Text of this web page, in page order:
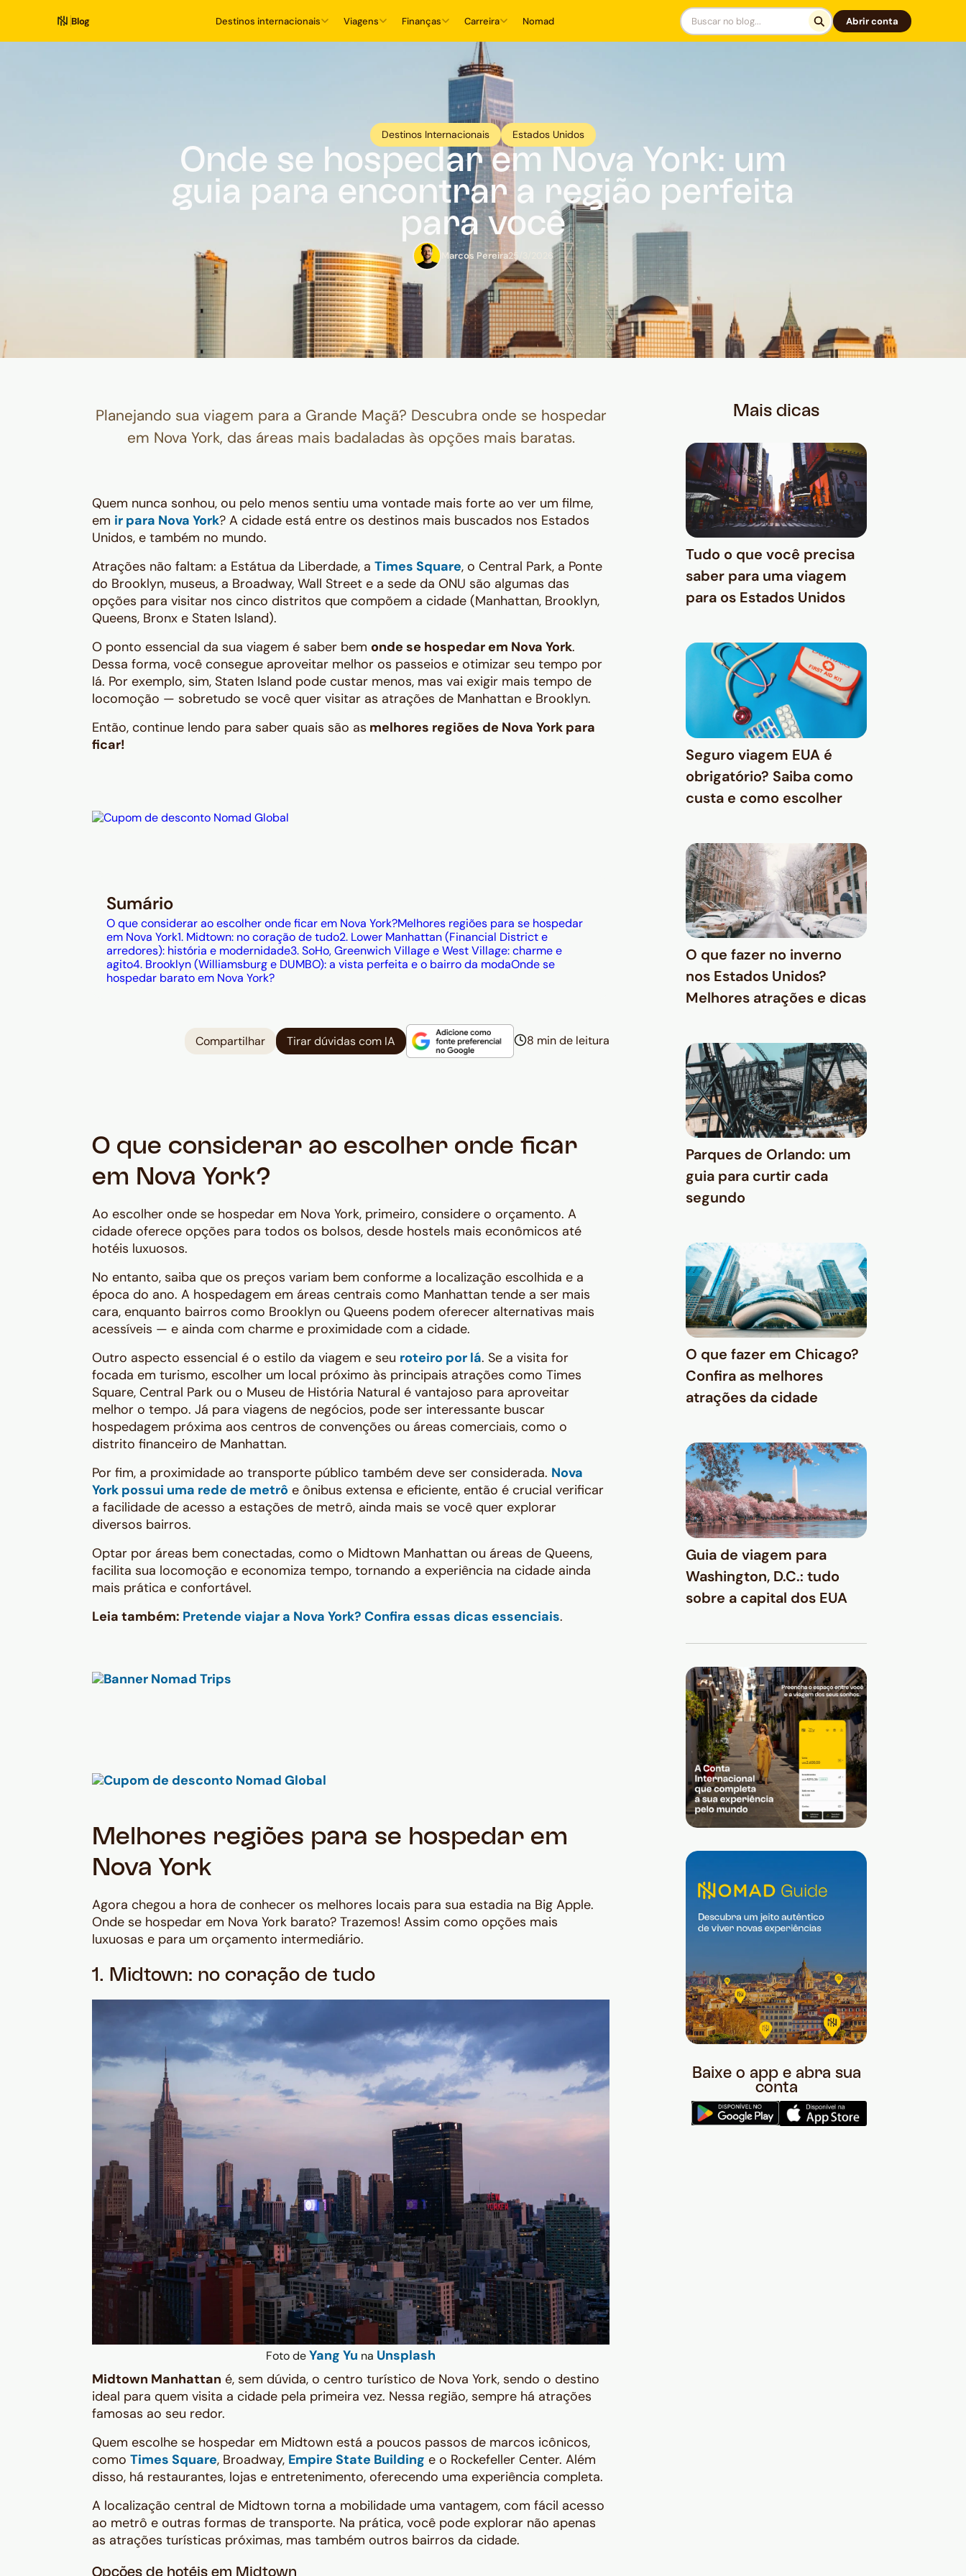
Blog Destinos internacionais Viagens Finanças Carreira Nomad Abrir conta
Destinos Internacionais Estados Unidos
Onde se hospedar em Nova York: um
guia para encontrar a região perfeita
para você
Marcos Pereira25/3/2026
Planejando sua viagem para a Grande Maçã? Descubra onde se hospedar
em Nova York, das áreas mais badaladas às opções mais baratas.
Quem nunca sonhou, ou pelo menos sentiu uma vontade mais forte ao ver um filme,
em ir para Nova York? A cidade está entre os destinos mais buscados nos Estados
Unidos, e também no mundo.
Atrações não faltam: a Estátua da Liberdade, a Times Square, o Central Park, a Ponte
do Brooklyn, museus, a Broadway, Wall Street e a sede da ONU são algumas das
opções para visitar nos cinco distritos que compõem a cidade (Manhattan, Brooklyn,
Queens, Bronx e Staten Island).
O ponto essencial da sua viagem é saber bem onde se hospedar em Nova York.
Dessa forma, você consegue aproveitar melhor os passeios e otimizar seu tempo por
lá. Por exemplo, sim, Staten Island pode custar menos, mas vai exigir mais tempo de
locomoção — sobretudo se você quer visitar as atrações de Manhattan e Brooklyn.
Então, continue lendo para saber quais são as melhores regiões de Nova York para
ficar!
Sumário
O que considerar ao escolher onde ficar em Nova York?Melhores regiões para se hospedar
em Nova York1. Midtown: no coração de tudo2. Lower Manhattan (Financial District e
arredores): história e modernidade3. SoHo, Greenwich Village e West Village: charme e
agito4. Brooklyn (Williamsburg e DUMBO): a vista perfeita e o bairro da modaOnde se
hospedar barato em Nova York?
Compartilhar Tirar dúvidas com IA 8 min de leitura
O que considerar ao escolher onde ficar
em Nova York?
Ao escolher onde se hospedar em Nova York, primeiro, considere o orçamento. A
cidade oferece opções para todos os bolsos, desde hostels mais econômicos até
hotéis luxuosos.
No entanto, saiba que os preços variam bem conforme a localização escolhida e a
época do ano. A hospedagem em áreas centrais como Manhattan tende a ser mais
cara, enquanto bairros como Brooklyn ou Queens podem oferecer alternativas mais
acessíveis — e ainda com charme e proximidade com a cidade.
Outro aspecto essencial é o estilo da viagem e seu roteiro por lá. Se a visita for
focada em turismo, escolher um local próximo às principais atrações como Times
Square, Central Park ou o Museu de História Natural é vantajoso para aproveitar
melhor o tempo. Já para viagens de negócios, pode ser interessante buscar
hospedagem próxima aos centros de convenções ou áreas comerciais, como o
distrito financeiro de Manhattan.
Por fim, a proximidade ao transporte público também deve ser considerada. Nova
York possui uma rede de metrô e ônibus extensa e eficiente, então é crucial verificar
a facilidade de acesso a estações de metrô, ainda mais se você quer explorar
diversos bairros.
Optar por áreas bem conectadas, como o Midtown Manhattan ou áreas de Queens,
facilita sua locomoção e economiza tempo, tornando a experiência na cidade ainda
mais prática e confortável.
Leia também: Pretende viajar a Nova York? Confira essas dicas essenciais.
Melhores regiões para se hospedar em
Nova York
Agora chegou a hora de conhecer os melhores locais para sua estadia na Big Apple.
Onde se hospedar em Nova York barato? Trazemos! Assim como opções mais
luxuosas e para um orçamento intermediário.
1. Midtown: no coração de tudo
Foto deYang Yu na Unsplash
Midtown Manhattan é, sem dúvida, o centro turístico de Nova York, sendo o destino
ideal para quem visita a cidade pela primeira vez. Nessa região, sempre há atrações
famosas ao seu redor.
Quem escolhe se hospedar em Midtown está a poucos passos de marcos icônicos,
como Times Square, Broadway, Empire State Building e o Rockefeller Center. Além
disso, há restaurantes, lojas e entretenimento, oferecendo uma experiência completa.
A localização central de Midtown torna a mobilidade uma vantagem, com fácil acesso
ao metrô e outras formas de transporte. Na prática, você pode explorar não apenas
as atrações turísticas próximas, mas também outros bairros da cidade.
Opções de hotéis em Midtown
Mais dicas
Tudo o que você precisa
saber para uma viagem
para os Estados Unidos
Seguro viagem EUA é
obrigatório? Saiba como
custa e como escolher
O que fazer no inverno
nos Estados Unidos?
Melhores atrações e dicas
Parques de Orlando: um
guia para curtir cada
segundo
O que fazer em Chicago?
Confira as melhores
atrações da cidade
Guia de viagem para
Washington, D.C.: tudo
sobre a capital dos EUA
Baixe o app e abra sua
conta